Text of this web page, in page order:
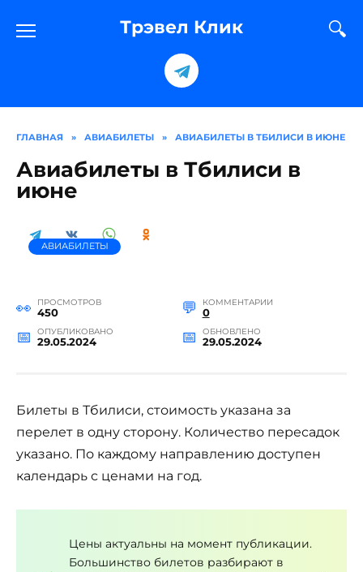
содержанию
Трэвел Клик
ГЛАВНАЯ » АВИАБИЛЕТЫ » АВИАБИЛЕТЫ В ТБИЛИСИ В ИЮНЕ
Авиабилеты в Тбилиси в
июне
АВИАБИЛЕТЫ
ПРОСМОТРОВ
450
КОММЕНТАРИИ
0
ОПУБЛИКОВАНО
29.05.2024
ОБНОВЛЕНО
29.05.2024
Билеты в Тбилиси, стоимость указана за
перелет в одну сторону. Количество пересадок
указано. По каждому направлению доступен
календарь с ценами на год.
Цены актуальны на момент публикации.
Большинство билетов разбирают в